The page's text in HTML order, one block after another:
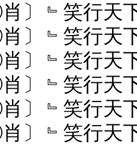
〕﹄笑行天
〕﹄笑行天
〕﹄笑行天
〕﹄笑行天
〕﹄笑行天
〕﹄笑行天